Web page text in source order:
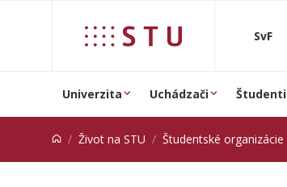
SvF
Univerzita Uchádzači Študenti
Život na STU Študentské organizácie